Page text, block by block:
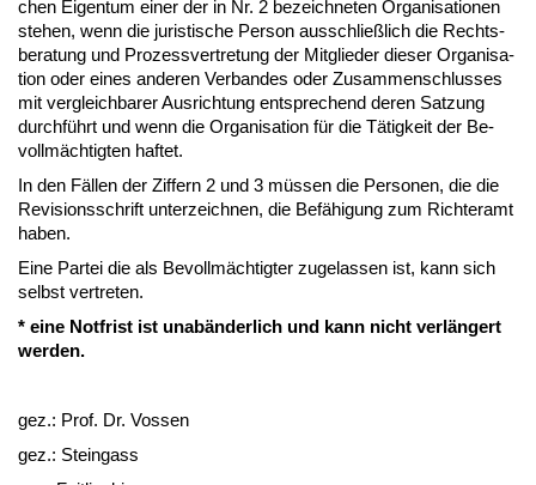
chen Ei­gen­tum ei­ner der in Nr. 2 be­zeich­ne­ten Or­ga­ni­sa­tio­nen
ste­hen, wenn die ju­ris­ti­sche Per­son aus­sch­ließlich die Rechts­
be­ra­tung und Pro­zess­ver­tre­tung der Mit­glie­der die­ser Or­ga­ni­sa­
ti­on oder ei­nes an­de­ren Ver­ban­des oder Zu­sam­men­schlus­ses
mit ver­gleich­ba­rer Aus­rich­tung ent­spre­chend de­ren Sat­zung
durchführt und wenn die Or­ga­ni­sa­ti­on für die Tätig­keit der Be­
vollmäch­tig­ten haf­tet.
In den Fällen der Zif­fern 2 und 3 müssen die Per­so­nen, die die
Re­vi­si­ons­schrift un­ter­zeich­nen, die Befähi­gung zum Rich­ter­amt
ha­ben.
Ei­ne Par­tei die als Be­vollmäch­tig­ter zu­ge­las­sen ist, kann sich
selbst ver­tre­ten.
* ei­ne Not­frist ist un­abänder­lich und kann nicht verlängert
wer­den.
gez.: Prof. Dr. Vos­sen
gez.: St­ein­gass